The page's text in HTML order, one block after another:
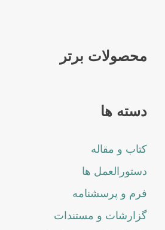
محصولات برتر
دسته ها
کتاب و مقاله
دستورالعمل ها
فرم و پرسشنامه
گزارشات و مستندات